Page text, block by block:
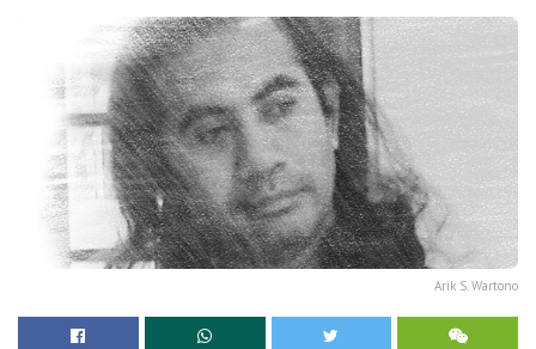
Arik S. Wartono